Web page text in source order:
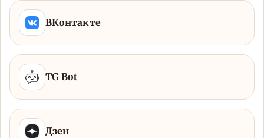
ВКонтакте
TG Bot
Дзен